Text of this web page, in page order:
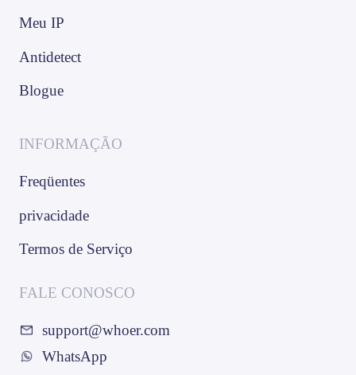
Meu IP
Antidetect
Blogue
INFORMAÇÃO
Freqüentes
privacidade
Termos de Serviço
FALE CONOSCO
support@whoer.com
WhatsApp